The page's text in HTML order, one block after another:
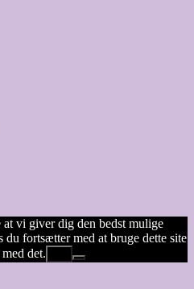
vi giver dig den bedst mulige
fortsætter med at bruge dette site
det.